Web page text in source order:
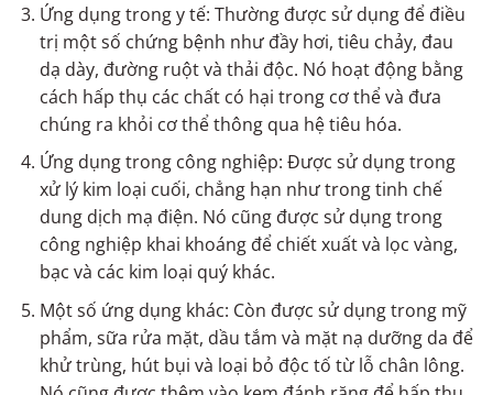
Ứng dụng trong y tế: Thường được sử dụng để điều
trị một số chứng bệnh như đầy hơi, tiêu chảy, đau
dạ dày, đường ruột và thải độc. Nó hoạt động bằng
cách hấp thụ các chất có hại trong cơ thể và đưa
chúng ra khỏi cơ thể thông qua hệ tiêu hóa.
Ứng dụng trong công nghiệp: Được sử dụng trong
xử lý kim loại cuối, chẳng hạn như trong tinh chế
dung dịch mạ điện. Nó cũng được sử dụng trong
công nghiệp khai khoáng để chiết xuất và lọc vàng,
bạc và các kim loại quý khác.
Một số ứng dụng khác: Còn được sử dụng trong mỹ
phẩm, sữa rửa mặt, dầu tắm và mặt nạ dưỡng da để
khử trùng, hút bụi và loại bỏ độc tố từ lỗ chân lông.